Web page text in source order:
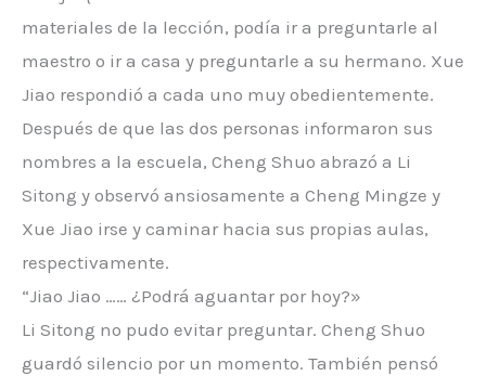
materiales de la lección, podía ir a preguntarle al
maestro o ir a casa y preguntarle a su hermano. Xue
Jiao respondió a cada uno muy obedientemente.
Después de que las dos personas informaron sus
nombres a la escuela, Cheng Shuo abrazó a Li
Sitong y observó ansiosamente a Cheng Mingze y
Xue Jiao irse y caminar hacia sus propias aulas,
respectivamente.
“Jiao Jiao …… ¿Podrá aguantar por hoy?»
Li Sitong no pudo evitar preguntar. Cheng Shuo
guardó silencio por un momento. También pensó